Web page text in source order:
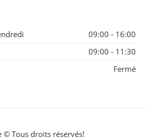
09:00 - 16:00
09:00 - 11:30
Fermé
© Tous droits réservés!